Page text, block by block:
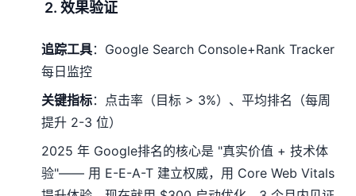
2. 效果验证
追踪工具：Google Search Console+Rank Tracker
每日监控
关键指标：点击率（目标 > 3%）、平均排名（每周
提升 2-3 位）
2025 年 Google排名的核心是 "真实价值 + 技术体
验"—— 用 E-E-A-T 建立权威，用 Core Web Vitals